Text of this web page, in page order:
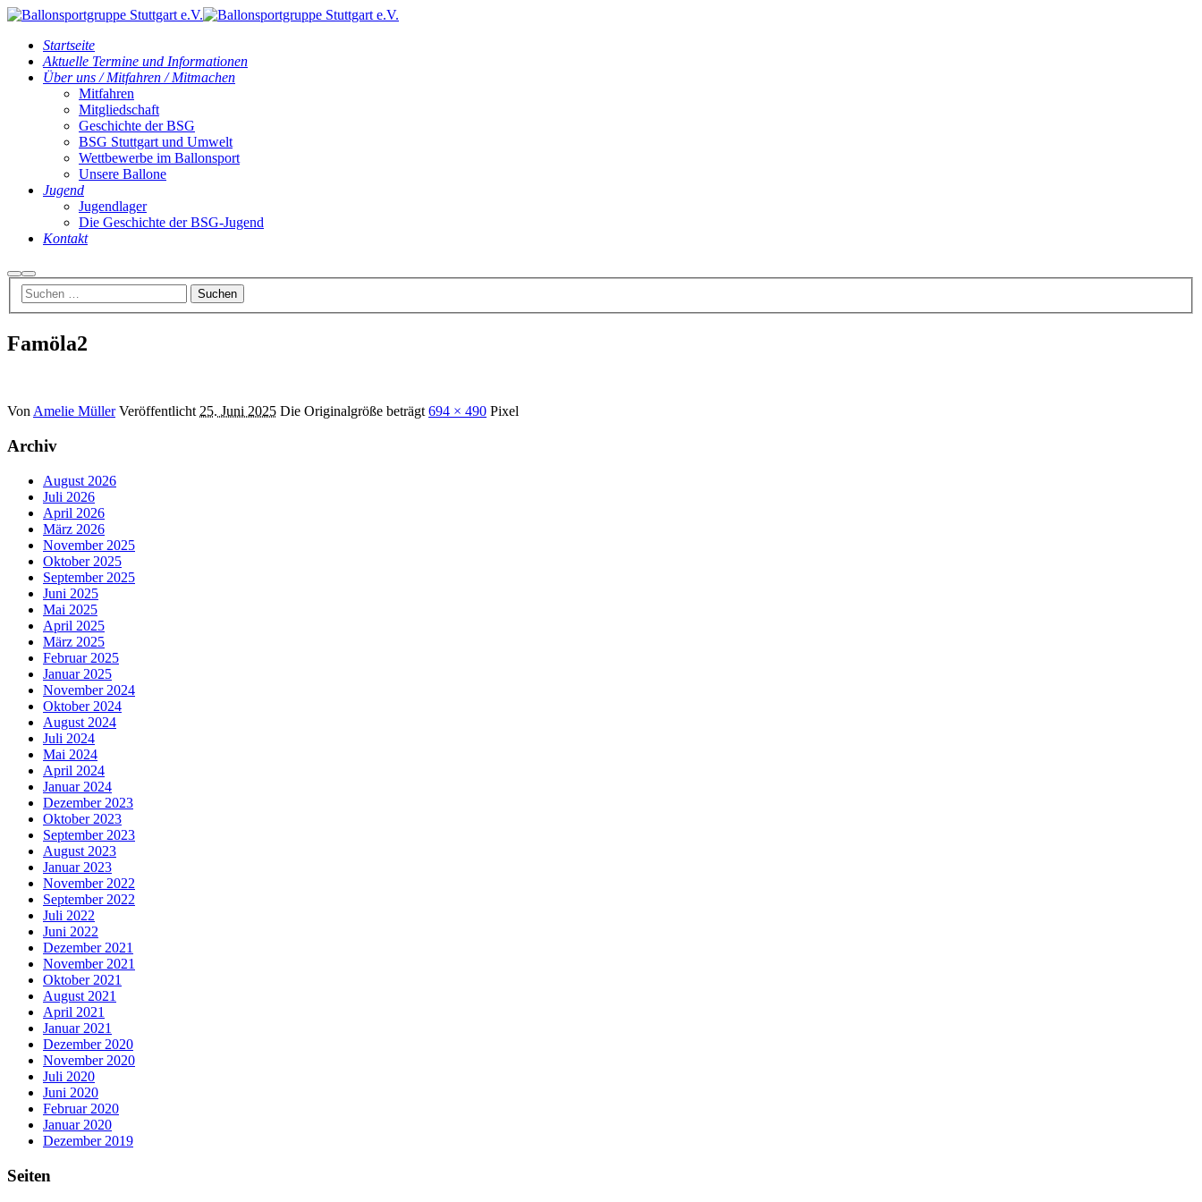
Startseite
Aktuelle Termine und Informationen
Über uns / Mitfahren / Mitmachen
Mitfahren
Mitgliedschaft
Geschichte der BSG
BSG Stuttgart und Umwelt
Wettbewerbe im Ballonsport
Unsere Ballone
Jugend
Jugendlager
Die Geschichte der BSG-Jugend
Kontakt
Suchen
Hauptmenü
Famöla2
VonAmelie Müller Veröffentlicht25. Juni 2025 Die Originalgröße beträgt694 × 490 Pixel
Archiv
August 2026
Juli 2026
April 2026
März 2026
November 2025
Oktober 2025
September 2025
Juni 2025
Mai 2025
April 2025
März 2025
Februar 2025
Januar 2025
November 2024
Oktober 2024
August 2024
Juli 2024
Mai 2024
April 2024
Januar 2024
Dezember 2023
Oktober 2023
September 2023
August 2023
Januar 2023
November 2022
September 2022
Juli 2022
Juni 2022
Dezember 2021
November 2021
Oktober 2021
August 2021
April 2021
Januar 2021
Dezember 2020
November 2020
Juli 2020
Juni 2020
Februar 2020
Januar 2020
Dezember 2019
Seiten